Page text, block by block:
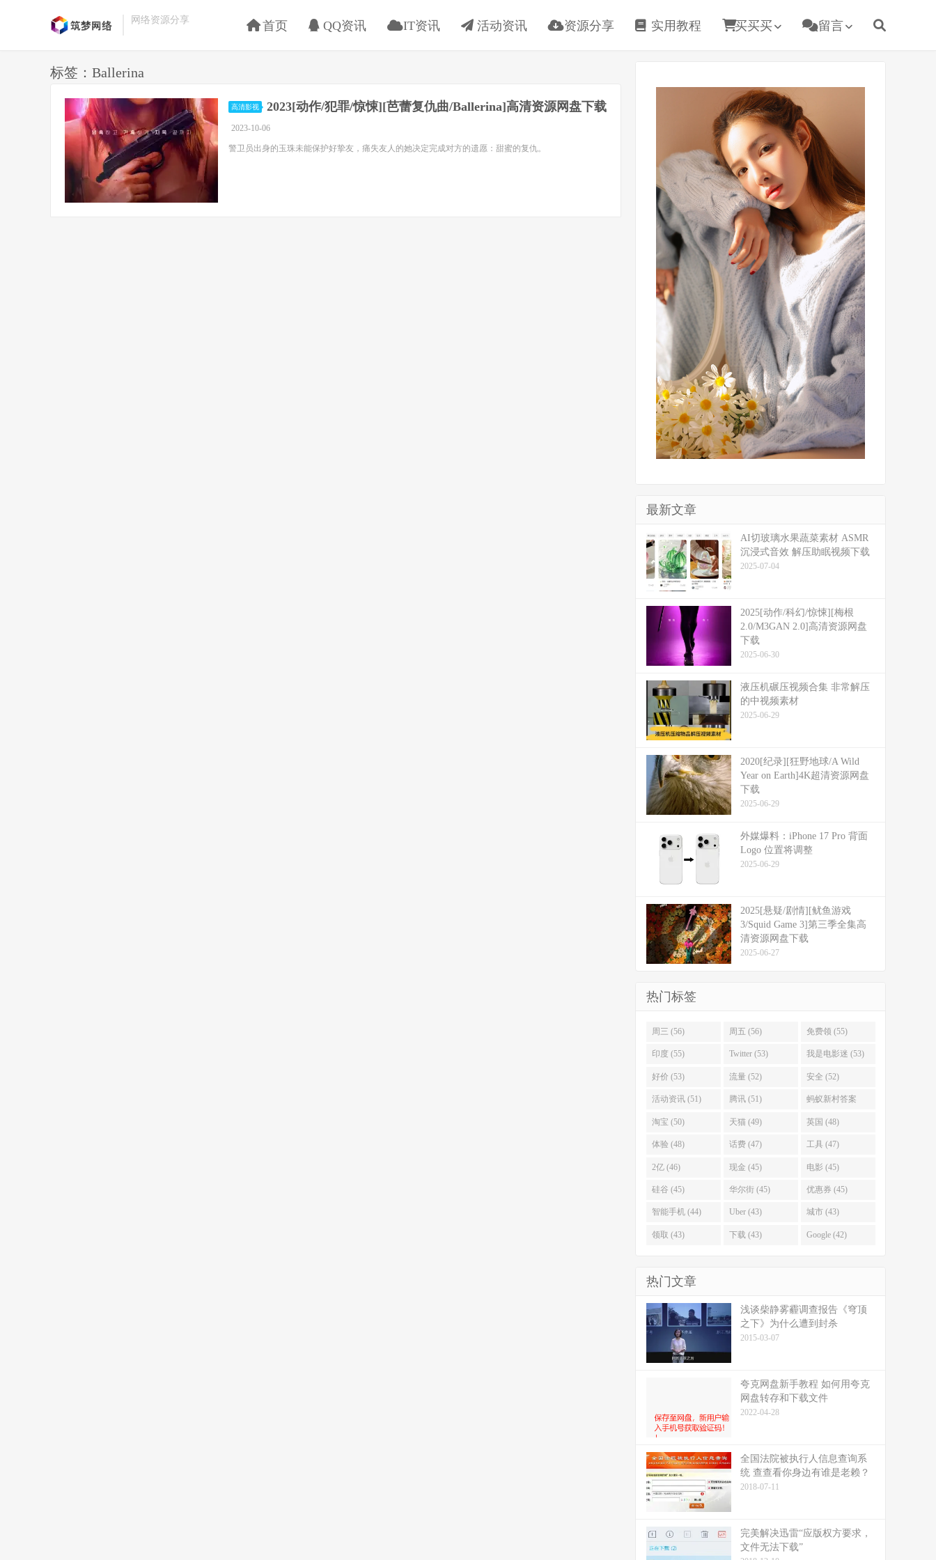
网络资源分享 首页 QQ资讯 IT资讯 活动资讯 资源分享 实用教程 买买买 留言
标签：Ballerina
高清影视 2023[动作/犯罪/惊悚][芭蕾复仇曲/Ballerina]高清资源网盘下载
2023-10-06
警卫员出身的玉珠未能保护好挚友，痛失友人的她决定完成对方的遗愿：甜蜜的复仇。
最新文章
​​AI切玻璃水果蔬菜素材 ASMR
沉浸式音效 解压助眠视频下载
2025-07-04
2025[动作/科幻/惊悚][梅根
2.0/M3GAN 2.0]高清资源网盘
下载
2025-06-30
液压机碾压视频合集 非常解压
的中视频素材
2025-06-29
2020[纪录][狂野地球/A Wild
Year on Earth]4K超清资源网盘
下载
2025-06-29
外媒爆料：​​iPhone 17 Pro 背面
Logo 位置将调整​​
2025-06-29
2025[悬疑/剧情][鱿鱼游戏
3/Squid Game 3]第三季全集高
清资源网盘下载
2025-06-27
热门标签
周三 (56) 周五 (56) 免费领 (55)
印度 (55) Twitter (53) 我是电影迷 (53)
好价 (53) 流量 (52) 安全 (52)
活动资讯 (51) 腾讯 (51) 蚂蚁新村答案
(51)
淘宝 (50) 天猫 (49) 英国 (48)
体验 (48) 话费 (47) 工具 (47)
2亿 (46) 现金 (45) 电影 (45)
硅谷 (45) 华尔街 (45) 优惠券 (45)
智能手机 (44) Uber (43) 城市 (43)
领取 (43) 下载 (43) Google (42)
热门文章
浅谈柴静雾霾调查报告《穹顶
之下》为什么遭到封杀
2015-03-07
夸克网盘新手教程 如何用夸克
网盘转存和下载文件
2022-04-28
全国法院被执行人信息查询系
统 查查看你身边有谁是老赖？
2018-07-11
完美解决迅雷“应版权方要求，
文件无法下载”